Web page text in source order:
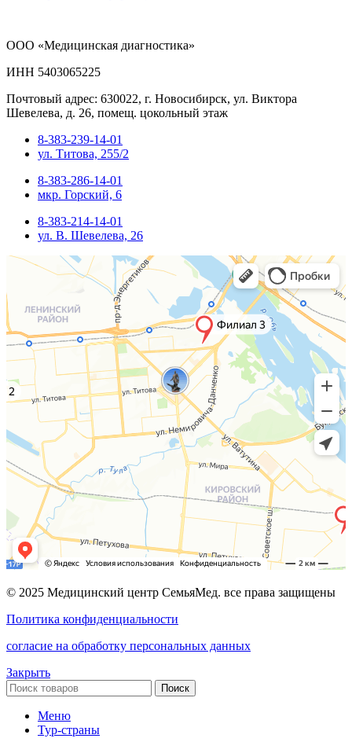
ООО «Медицинская диагностика»
ИНН 5403065225
Почтовый адрес: 630022, г. Новосибирск, ул. Виктора
Шевелева, д. 26, помещ. цокольный этаж
8-383-239-14-01
ул. Титова, 255/2
8-383-286-14-01
мкр. Горский, 6
8-383-214-14-01
ул. В. Шевелева, 26
© 2025 Медицинский центр СемьяМед. все права защищены
Политика конфиденциальности
согласие на обработку персональных данных
Закрыть
Поиск
Меню
Тур-страны